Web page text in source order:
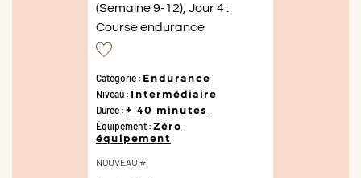
(Semaine 9-12), Jour 4 :
Course endurance
Catégorie : Endurance
Niveau : Intermédiaire
Durée : + 40 minutes
Équipement : Zéro
équipement
NOUVEAU ⭐️